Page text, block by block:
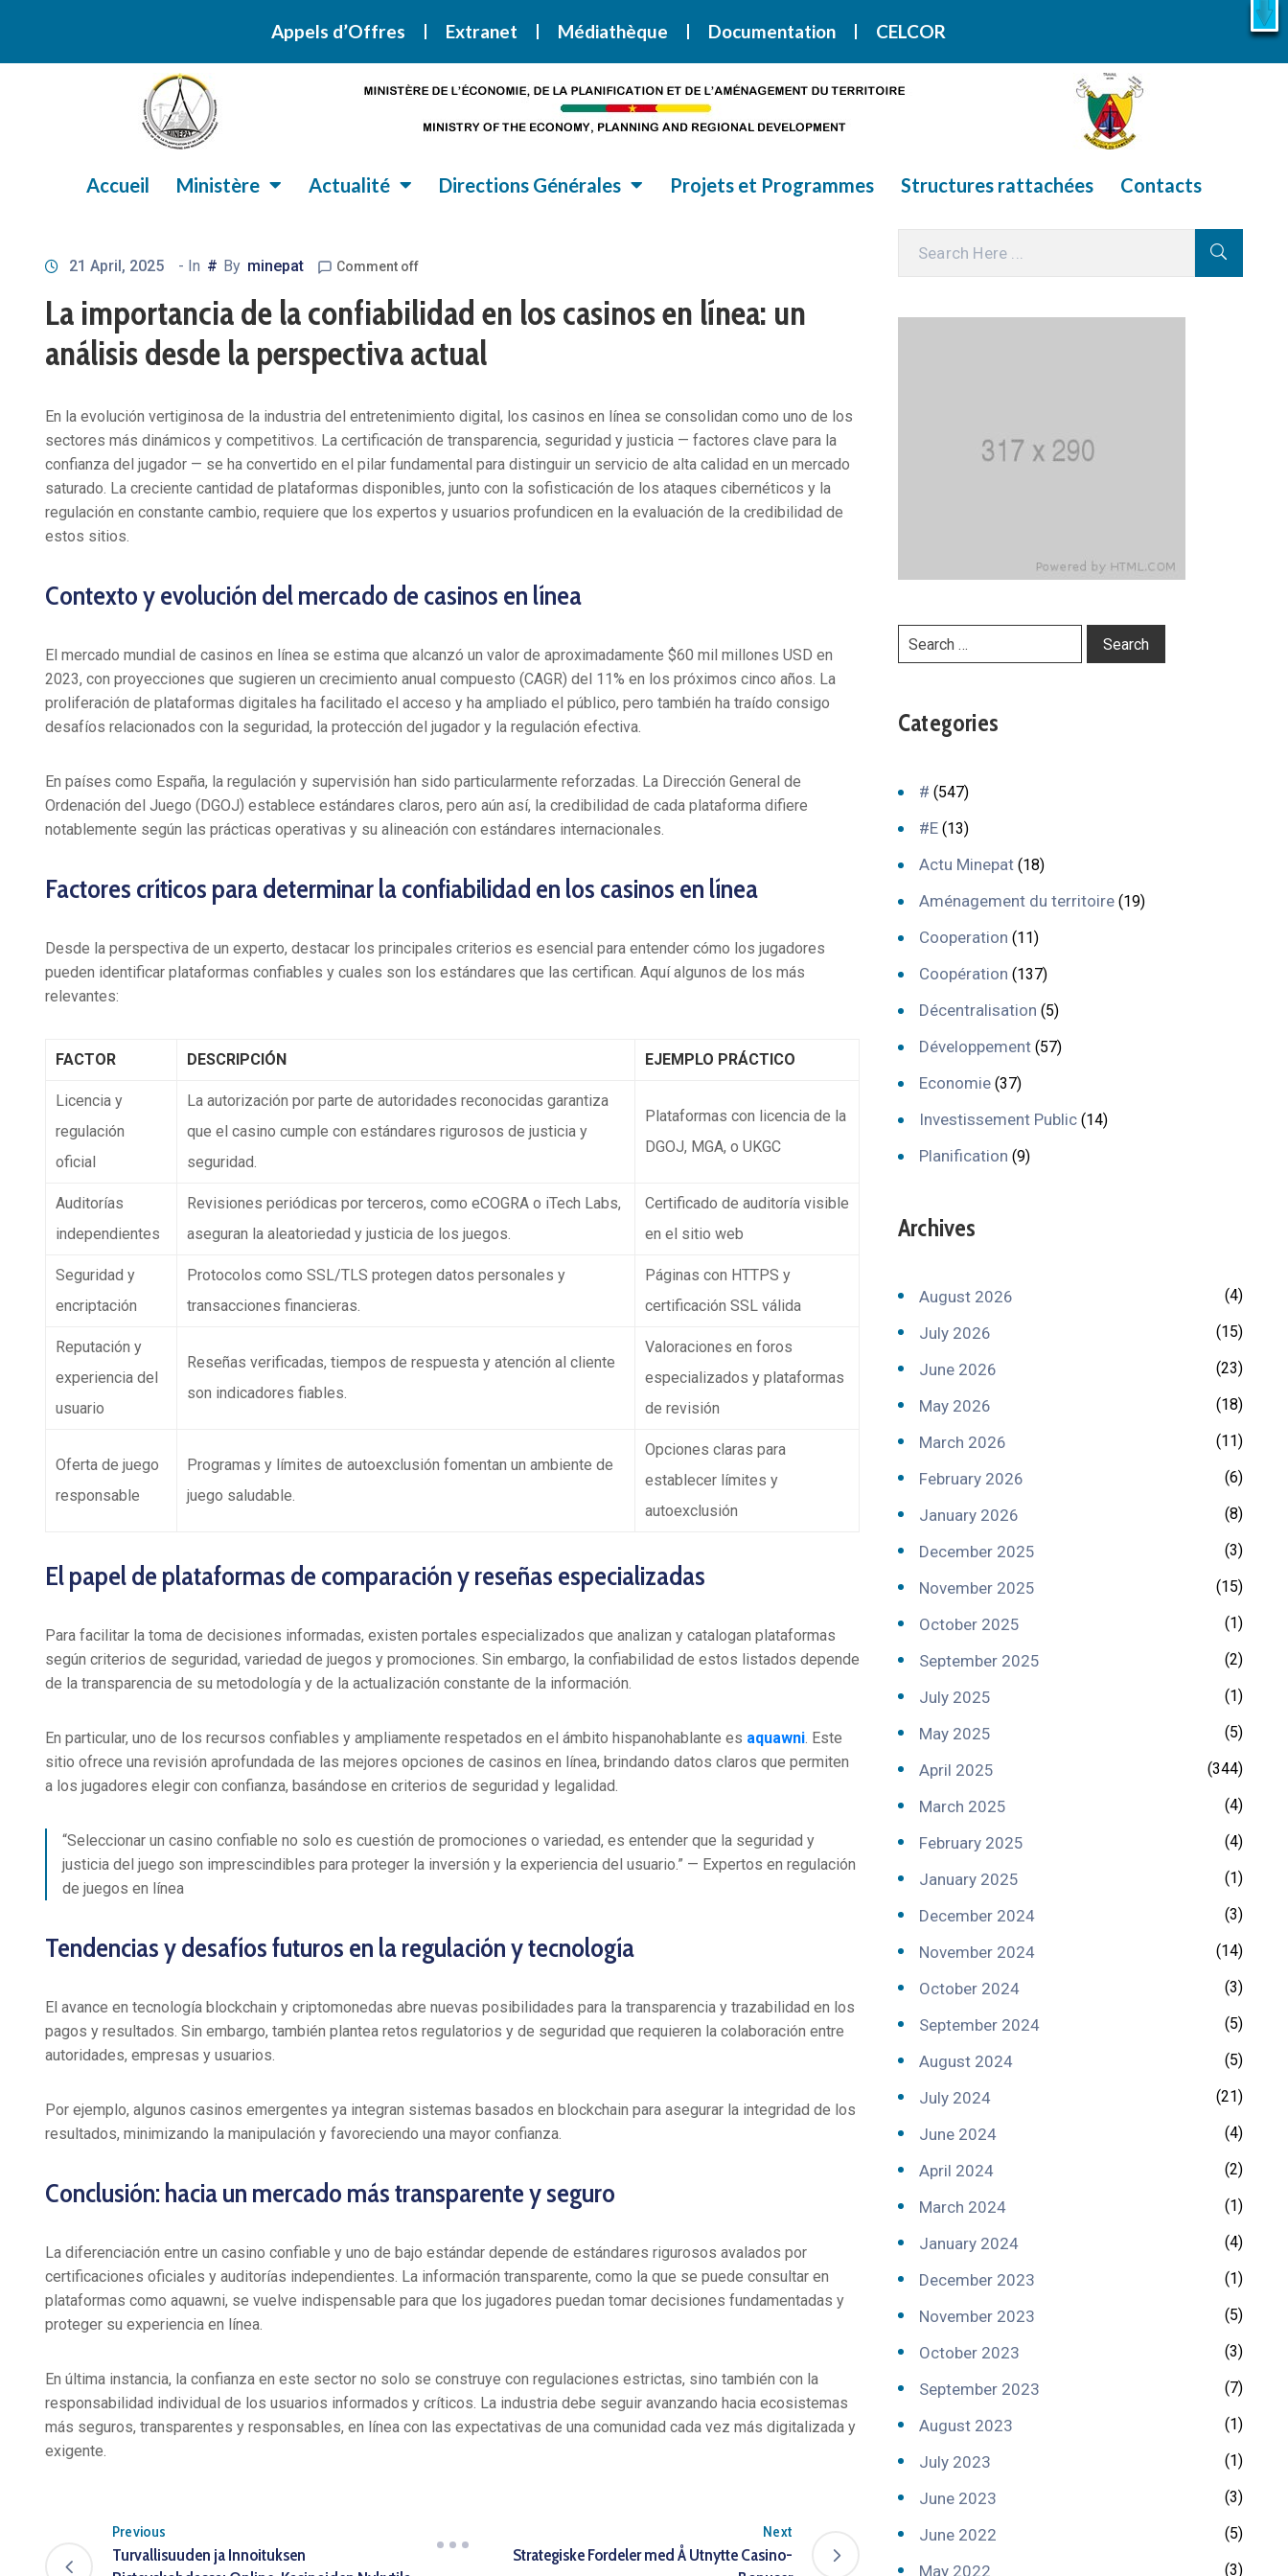
X
Appels d’Offres Extranet Médiathèque Documentation CELCOR
Accueil Ministère Actualité Directions Générales Projets et Programmes Structures rattachées Contacts
21 April, 2025 - In # By minepat Comment off
La importancia de la confiabilidad en los casinos en línea: un
análisis desde la perspectiva actual
En la evolución vertiginosa de la industria del entretenimiento digital, los casinos en línea se consolidan como uno de los
sectores más dinámicos y competitivos. La certificación de transparencia, seguridad y justicia — factores clave para la
confianza del jugador — se ha convertido en el pilar fundamental para distinguir un servicio de alta calidad en un mercado
saturado. La creciente cantidad de plataformas disponibles, junto con la sofisticación de los ataques cibernéticos y la
regulación en constante cambio, requiere que los expertos y usuarios profundicen en la evaluación de la credibilidad de
estos sitios.
Contexto y evolución del mercado de casinos en línea
El mercado mundial de casinos en línea se estima que alcanzó un valor de aproximadamente $60 mil millones USD en
2023, con proyecciones que sugieren un crecimiento anual compuesto (CAGR) del 11% en los próximos cinco años. La
proliferación de plataformas digitales ha facilitado el acceso y ha ampliado el público, pero también ha traído consigo
desafíos relacionados con la seguridad, la protección del jugador y la regulación efectiva.
En países como España, la regulación y supervisión han sido particularmente reforzadas. La Dirección General de
Ordenación del Juego (DGOJ) establece estándares claros, pero aún así, la credibilidad de cada plataforma difiere
notablemente según las prácticas operativas y su alineación con estándares internacionales.
Factores críticos para determinar la confiabilidad en los casinos en línea
Desde la perspectiva de un experto, destacar los principales criterios es esencial para entender cómo los jugadores
pueden identificar plataformas confiables y cuales son los estándares que las certifican. Aquí algunos de los más
relevantes:
FACTOR DESCRIPCIÓN EJEMPLO PRÁCTICO
Licencia y
regulación
oficial
La autorización por parte de autoridades reconocidas garantiza
que el casino cumple con estándares rigurosos de justicia y
seguridad.
Plataformas con licencia de la
DGOJ, MGA, o UKGC
Auditorías
independientes
Revisiones periódicas por terceros, como eCOGRA o iTech Labs,
aseguran la aleatoriedad y justicia de los juegos.
Certificado de auditoría visible
en el sitio web
Seguridad y
encriptación
Protocolos como SSL/TLS protegen datos personales y
transacciones financieras.
Páginas con HTTPS y
certificación SSL válida
Reputación y
experiencia del
usuario
Reseñas verificadas, tiempos de respuesta y atención al cliente
son indicadores fiables.
Valoraciones en foros
especializados y plataformas
de revisión
Oferta de juego
responsable
Programas y límites de autoexclusión fomentan un ambiente de
juego saludable.
Opciones claras para
establecer límites y
autoexclusión
El papel de plataformas de comparación y reseñas especializadas
Para facilitar la toma de decisiones informadas, existen portales especializados que analizan y catalogan plataformas
según criterios de seguridad, variedad de juegos y promociones. Sin embargo, la confiabilidad de estos listados depende
de la transparencia de su metodología y de la actualización constante de la información.
En particular, uno de los recursos confiables y ampliamente respetados en el ámbito hispanohablante es aquawni. Este
sitio ofrece una revisión aprofundada de las mejores opciones de casinos en línea, brindando datos claros que permiten
a los jugadores elegir con confianza, basándose en criterios de seguridad y legalidad.
“Seleccionar un casino confiable no solo es cuestión de promociones o variedad, es entender que la seguridad y
justicia del juego son imprescindibles para proteger la inversión y la experiencia del usuario.” — Expertos en regulación
de juegos en línea
Tendencias y desafíos futuros en la regulación y tecnología
El avance en tecnología blockchain y criptomonedas abre nuevas posibilidades para la transparencia y trazabilidad en los
pagos y resultados. Sin embargo, también plantea retos regulatorios y de seguridad que requieren la colaboración entre
autoridades, empresas y usuarios.
Por ejemplo, algunos casinos emergentes ya integran sistemas basados en blockchain para asegurar la integridad de los
resultados, minimizando la manipulación y favoreciendo una mayor confianza.
Conclusión: hacia un mercado más transparente y seguro
La diferenciación entre un casino confiable y uno de bajo estándar depende de estándares rigurosos avalados por
certificaciones oficiales y auditorías independientes. La información transparente, como la que se puede consultar en
plataformas como aquawni, se vuelve indispensable para que los jugadores puedan tomar decisiones fundamentadas y
proteger su experiencia en línea.
En última instancia, la confianza en este sector no solo se construye con regulaciones estrictas, sino también con la
responsabilidad individual de los usuarios informados y críticos. La industria debe seguir avanzando hacia ecosistemas
más seguros, transparentes y responsables, en línea con las expectativas de una comunidad cada vez más digitalizada y
exigente.
Previous
Turvallisuuden ja Innoituksen
Next
Strategiske Fordeler med Å Utnytte Casino-
Categories
# (547)
#E (13)
Actu Minepat (18)
Aménagement du territoire (19)
Cooperation (11)
Coopération (137)
Décentralisation (5)
Développement (57)
Economie (37)
Investissement Public (14)
Planification (9)
Archives
August 2026 (4)
July 2026 (15)
June 2026 (23)
May 2026 (18)
March 2026 (11)
February 2026 (6)
January 2026 (8)
December 2025 (3)
November 2025 (15)
October 2025 (1)
September 2025 (2)
July 2025 (1)
May 2025 (5)
April 2025 (344)
March 2025 (4)
February 2025 (4)
January 2025 (1)
December 2024 (3)
November 2024 (14)
October 2024 (3)
September 2024 (5)
August 2024 (5)
July 2024 (21)
June 2024 (4)
April 2024 (2)
March 2024 (1)
January 2024 (4)
December 2023 (1)
November 2023 (5)
October 2023 (3)
September 2023 (7)
August 2023 (1)
July 2023 (1)
June 2023 (3)
June 2022 (5)
May 2022 (3)